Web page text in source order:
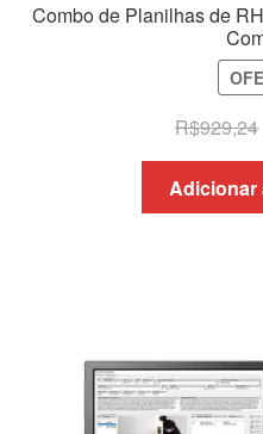
Combo de Planilhas de
R$929,24
Adicionar